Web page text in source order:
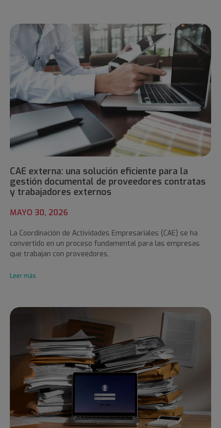
CAE externa: una solución eficiente para la
gestión documental de proveedores contratas
y trabajadores externos
MAYO 30, 2026
La Coordinación de Actividades Empresariales (CAE) se ha
convertido en un proceso fundamental para las empresas
que trabajan con proveedores,
Leer más